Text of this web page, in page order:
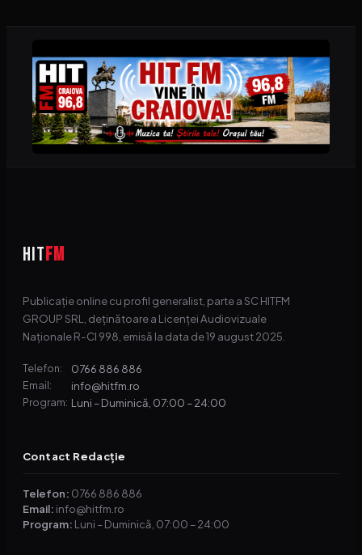
HITFM
Publicație online cu profil generalist, parte a SC HITFM
GROUP SRL, deținătoare a Licenței Audiovizuale
Naționale R-CI 998, emisă la data de 19 august 2025.
Telefon: 0766 886 886
Email: info@hitfm.ro
Program: Luni – Duminică, 07:00 – 24:00
Contact Redacție
Telefon: 0766 886 886
Email: info@hitfm.ro
Program: Luni – Duminică, 07:00 – 24:00